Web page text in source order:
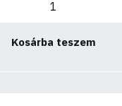
Kosárba teszem